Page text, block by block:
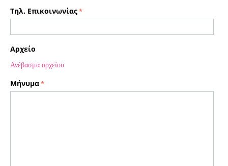
Τηλ. Επικοινωνίας
Αρχείο
Ανέβασμα αρχείου
Μήνυμα